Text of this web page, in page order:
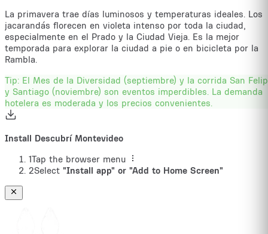
La primavera trae días luminosos y temperaturas ideales. Los
jacarandás florecen en violeta intenso por toda la ciudad,
especialmente en el Prado y la Ciudad Vieja. Es la mejor
temporada para explorar la ciudad a pie o en bicicleta por la
Rambla.
Tip: El Mes de la Diversidad (septiembre) y la corrida San
y Santiago (noviembre) son eventos imperdibles. La demanda
hotelera es moderada y los precios convenientes.
Install Descubrí Montevideo
1Tap the browser menu
2Select "Install app" or "Add to Home Screen"